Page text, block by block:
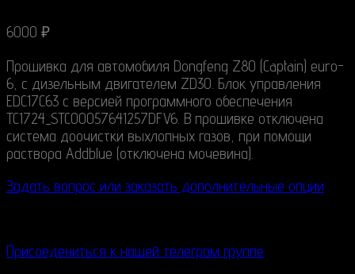
6000 ₽
Прошивка для автомобиля Dongfeng Z80 (Captain) euro-
6, с дизельным двигателем ZD30. Блок управления
EDC17C63 с версией программного обеспечения
TC1724_STC00057641257DFV6. В прошивке отключена
система доочистки выхлопных газов, при помощи
раствора Addblue (отключена мочевина).
Задать вопрос или заказать дополнительные опции
Присоедениться к нашей телеграм группе